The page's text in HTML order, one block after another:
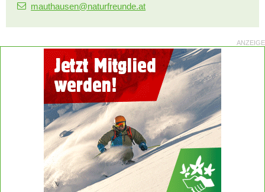
mauthausen@naturfreunde.at
ANZEIGE